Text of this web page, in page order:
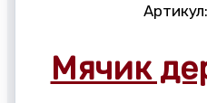
Артикул:
Мячик